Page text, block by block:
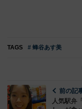
TAGS # 蜂谷あす美
前の記
人気駅弁